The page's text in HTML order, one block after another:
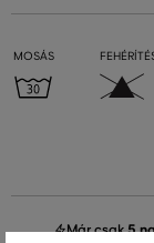
MOSÁS
Már csak5